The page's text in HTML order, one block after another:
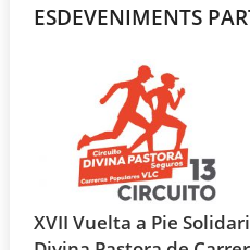
ESDEVENIMENTS
XVII Vuelta a Pie